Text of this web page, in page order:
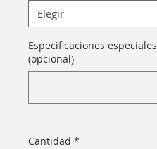
Especificaciones especiales
(opcional)
Cantidad *